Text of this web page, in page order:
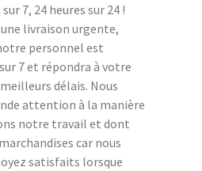
7, 24 heures sur 24 !
une livraison urgente,
personnel est
7 et répondra à votre
délais. Nous
attention à la manière
notre travail et dont
car nous
satisfaits lorsque